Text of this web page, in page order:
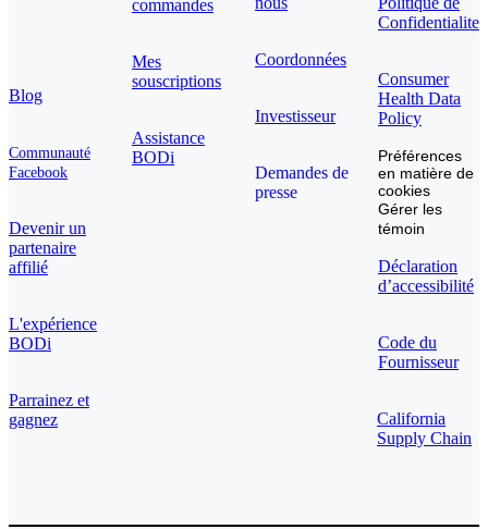
Blog
Communauté
Facebook
Devenir un
partenaire
affilié
L'expérience
BODi
Parrainez et
gagnez
commandes
Mes
souscriptions
Assistance
BODi
Coordonnées
Investisseur
Demandes de
presse
Confidentialite
Consumer
Health Data
Policy
Préférences
en matière de
cookies
Gérer les
témoin
Déclaration
d’accessibilité
Code du
Fournisseur
California
Supply Chain